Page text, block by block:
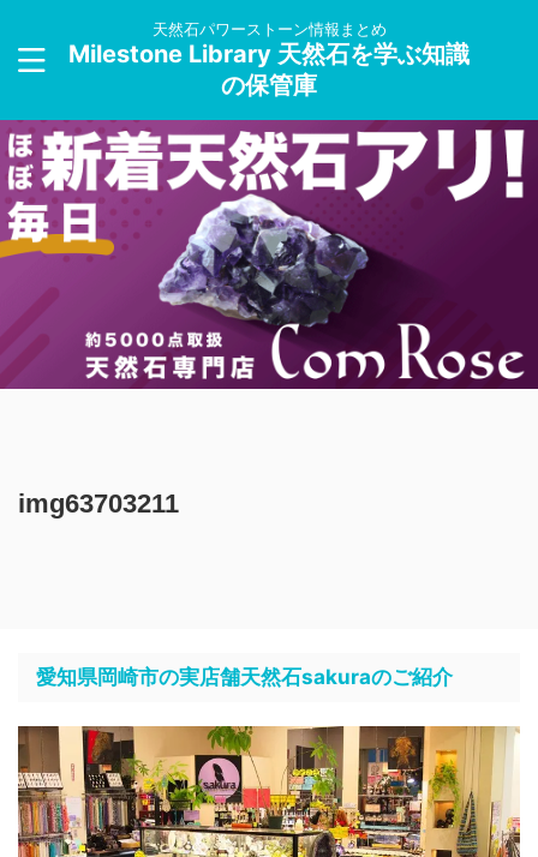
天然石パワーストーン情報まとめ
Milestone Library 天然石を学ぶ知識
の保管庫
img63703211
愛知県岡崎市の実店舗天然石sakuraのご紹介